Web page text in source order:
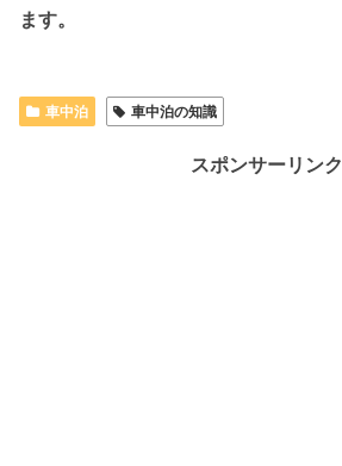
ます。
車中泊 車中泊の知識
スポンサーリンク